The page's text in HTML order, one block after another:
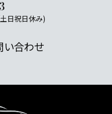
日祝日休み)
い合わせ